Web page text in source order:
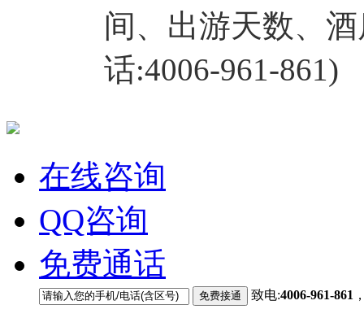
间、出游天数、
话:4006-961-861)
在线咨询
QQ咨询
免费通话
致电:4006-961-861